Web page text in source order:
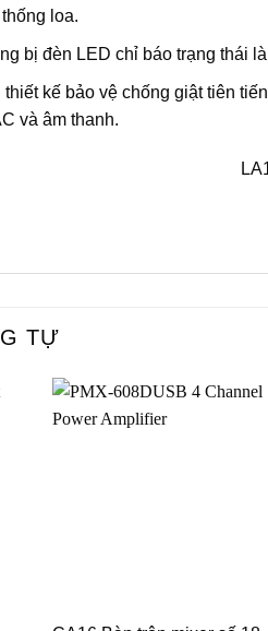
loa.
bị đèn LED chỉ báo trạng thái
thiết kế bảo vệ chống giật tiên
và âm thanh.
TỰ